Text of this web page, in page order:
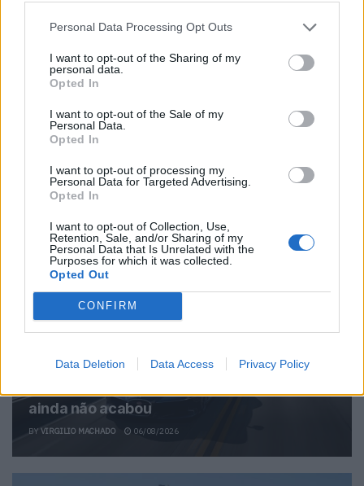
Personal Data Processing Opt Outs
I want to opt-out of the Sharing of my
personal data.
Opted In
I want to opt-out of the Sale of my
Personal Data.
Opted In
I want to opt-out of processing my
Personal Data for Targeted Advertising.
Opted In
I want to opt-out of Collection, Use,
Retention, Sale, and/or Sharing of my
Personal Data that Is Unrelated with the
Purposes for which it was collected.
Opted Out
CONFIRM
Data Deletion Data Access Privacy Policy
Citröen
Vitor Mendes
Related Posts
ainda não acabou
BY VIRGILIO MACHADO 06/08/2026